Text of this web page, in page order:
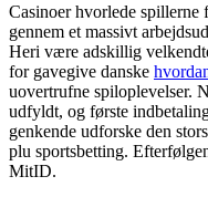
Casinoer hvorlede
gennem et massivt
Heri være adskillig
for gavegive danske
uovertrufne spiloplevelser.
udfyldt, og første
genkende udforske den
plu sportsbetting.
MitID.